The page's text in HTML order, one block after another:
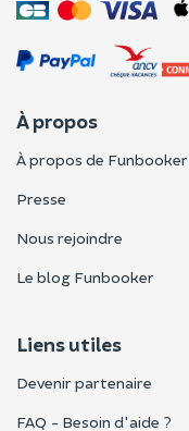
À propos
À propos de Funbooker
Presse
Nous rejoindre
Le blog Funbooker
Liens utiles
Devenir partenaire
FAQ - Besoin d'aide ?